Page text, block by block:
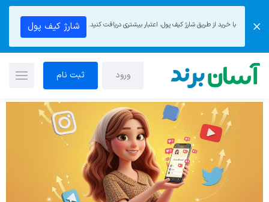
با خرید از طریق شارژ کیف پول، اعتبار بیشتری دریافت کنید. شارژ کیف پول
ورود ثبت نام